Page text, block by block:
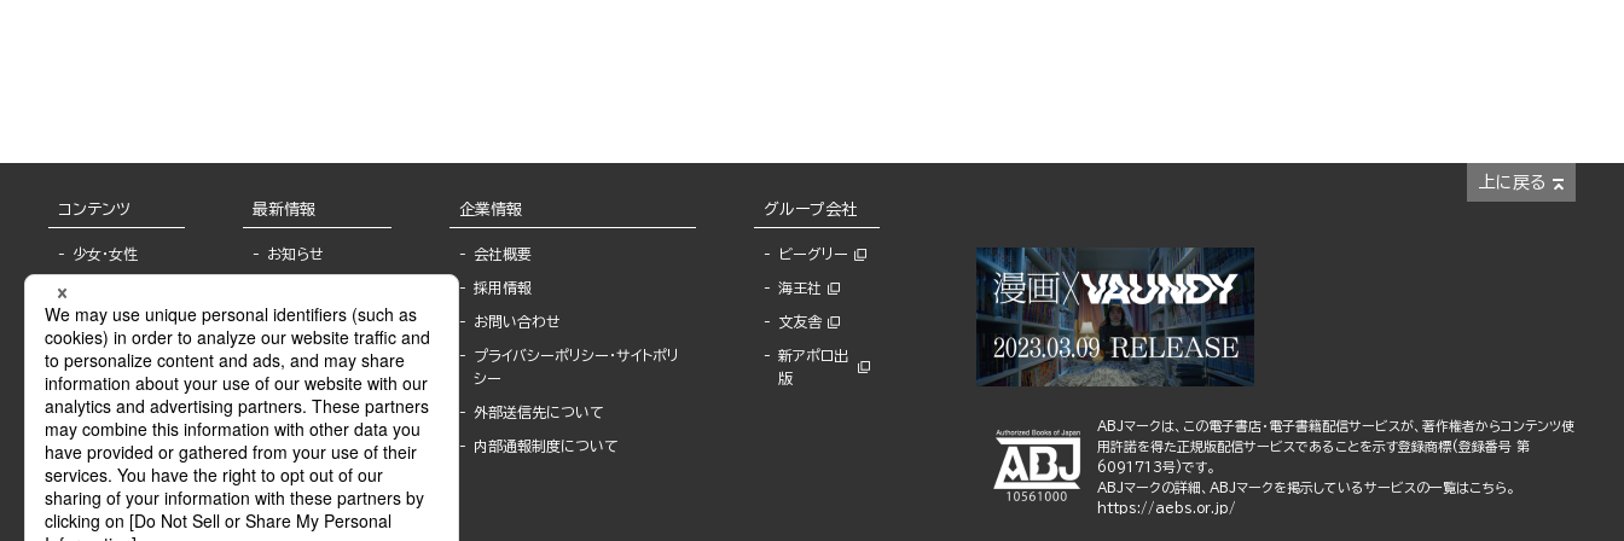
上に戻る
コンテンツ
少女・女性
BL
ライトノベル
青年・一般
グラビア・写真
モーター誌
SPECIAL
最新情報
お知らせ
報
書店様へ
海外ライセンシー
公式SNSアカウ
ント
作家一覧
Keyword list
Author list
企業情報
会社概要
採用情報
お問い合わせ
プライバシーポリシー・サイトポリ
シー
外部送信先について
内部通報制度について
グループ会社
ビーグリー
海王社
文友舎
新アポロ出
版
ABJマークは、この電子書店・電子書籍配信サービスが、著作権者からコンテンツ使
用許諾を得た正規版配信サービスであることを示す登録商標(登録番号 第
6091713号)です。
ABJマークの詳細、ABJマークを掲示しているサービスの一覧はこちら。
https://aebs.or.jp/